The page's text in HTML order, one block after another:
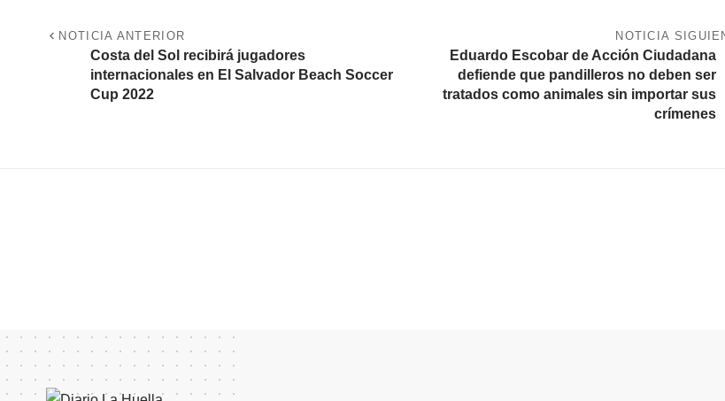
NOTICIA ANTERIOR
Costa del Sol recibirá jugadores
internacionales en El Salvador Beach Soccer
Cup 2022
NOTICIA
Eduardo Escobar de Acción Ciudadana
defiende que pandilleros no deben ser
tratados como animales sin importar sus
crímenes